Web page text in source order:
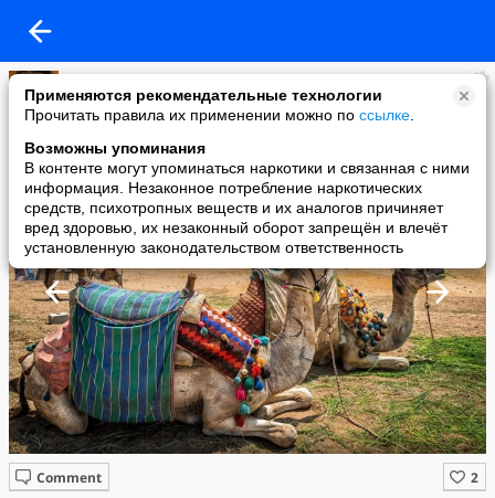
Применяются рекомендательные технологии
Прочитать правила их применении можно по ссылке
Возможны упоминания
В контенте могут упоминаться наркотики и связанная с ними
информация. Незаконное потребление наркотических
средств, психотропных веществ и их аналогов причиняет
вред здоровью, их незаконный оборот запрещён и влечёт
установленную законодательством ответственность
Имидж ничто
added a photo
13 Jun в 12:35
Comment